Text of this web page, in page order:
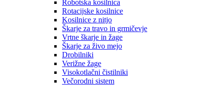
Robotska kosilnica
Rotacijske kosilnice
Kosilnice z nitjo
Škarje za travo in grmičevje
Vrtne škarje in žage
Škarje za živo mejo
Drobilniki
Verižne žage
Visokotlačni čistilniki
Večorodni sistem